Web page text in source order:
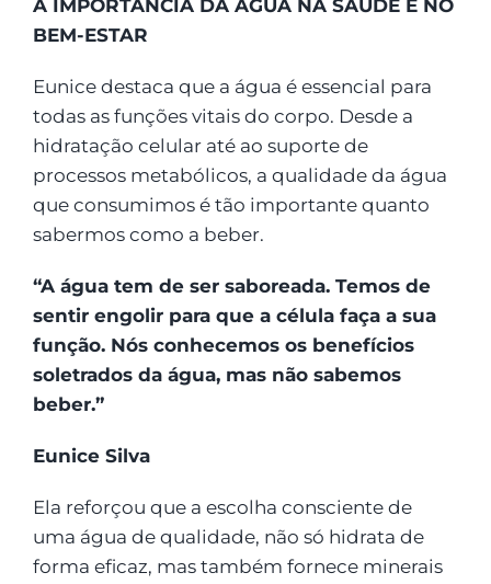
A IMPORTÂNCIA DA ÁGUA NA SAÚDE E NO
BEM-ESTAR
Eunice destaca que a água é essencial para
todas as funções vitais do corpo. Desde a
hidratação celular até ao suporte de
processos metabólicos, a qualidade da água
que consumimos é tão importante quanto
sabermos como a beber.
“A água tem de ser saboreada. Temos de
sentir engolir para que a célula faça a sua
função. Nós conhecemos os benefícios
soletrados da água, mas não sabemos
beber.”
Eunice Silva
Ela reforçou que a escolha consciente de
uma água de qualidade, não só hidrata de
forma eficaz, mas também fornece minerais